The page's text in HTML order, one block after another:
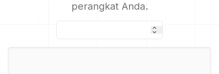
perangkat Anda.